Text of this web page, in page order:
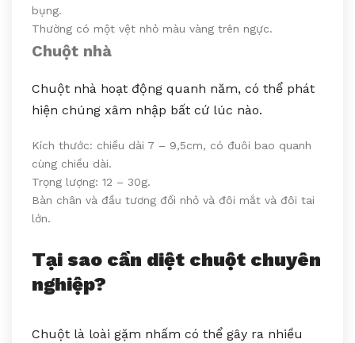
bụng.
Thường có một vệt nhỏ màu vàng trên ngực.
Chuột nhà
Chuột nhà hoạt động quanh năm, có thể phát
hiện chúng xâm nhập bất cứ lúc nào.
Kích thước: chiều dài 7 – 9,5cm, có đuôi bao quanh
cùng chiều dài.
Trọng lượng: 12 – 30g.
Bàn chân và đầu tương đối nhỏ và đôi mắt và đôi tai
lớn.
Tại sao cần diệt chuột chuyên
nghiệp?
Chuột là loài gặm nhấm có thể gây ra nhiều